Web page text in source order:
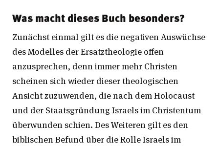
Was macht dieses Buch besonders?
Zunächst einmal gilt es die negativen Auswüchse
des Modelles der Ersatztheologie offen
anzusprechen, denn immer mehr Christen
scheinen sich wieder dieser theologischen
Ansicht zuzuwenden, die nach dem Holocaust
und der Staatsgründung Israels im Christentum
überwunden schien. Des Weiteren gilt es den
biblischen Befund über die Rolle Israels im